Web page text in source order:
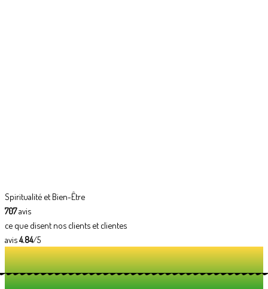
Spiritualité et Bien-Être
707avis
ce que disent nos clients et clientes
avis4.84/5